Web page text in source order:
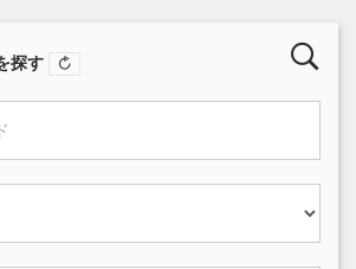
探す